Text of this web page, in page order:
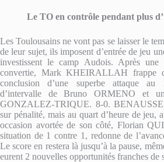
Le TO en contrôle pendant plus
Les Toulousains ne vont pas se laisser le
de leur sujet, ils imposent d’entrée de jeu
investissent le camp Audois. Après une
convertie, Mark KHEIRALLAH frappe
conclusion d’une superbe attaque au
d’intervalle de Bruno ORMENO et
GONZALEZ-TRIQUE. 8-0.
sur pénalité, mais au quart d’heure de jeu,
occasion avortée de son côté, Florian
situation de 1 contre 1, redonne de
Le score en restera là jusqu’à la pause,
eurent 2 nouvelles opportunités franches de